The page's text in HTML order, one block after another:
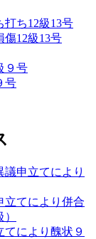
ち12級13号
12級13号
９号
号
申立てにより
立てにより併合
により醜状９